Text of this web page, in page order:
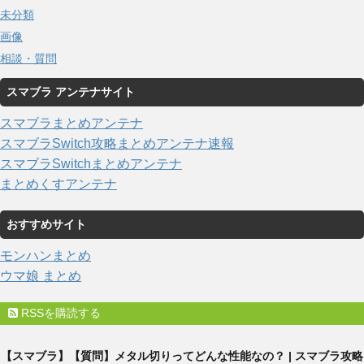
未分類
画像
相談・質問
スマブラ アンテナサイト
スマブラまとめアンテナ
スマブラSwitch攻略まとめアンテナ速報
スマブラSwitchまとめアンテナ
まとめくすアンテナ
おすすめサイト
モンハンまとめ
ウマ娘 まとめ
RSSを購読する
【スマブラ】【質問】メタル切りってどんな性能なの？ | スマブラ攻略